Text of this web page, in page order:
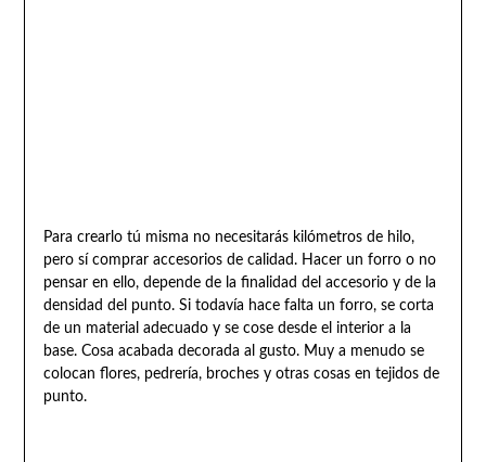
Para crearlo tú misma no necesitarás kilómetros de hilo,
pero sí comprar accesorios de calidad. Hacer un forro o no
pensar en ello, depende de la finalidad del accesorio y de la
densidad del punto. Si todavía hace falta un forro, se corta
de un material adecuado y se cose desde el interior a la
base. Cosa acabada decorada al gusto. Muy a menudo se
colocan flores, pedrería, broches y otras cosas en tejidos de
punto.